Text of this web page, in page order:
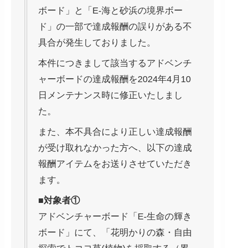
ボード」と「E-海と砂浜の境界ボー
ド」の一部で達成報酬の誤りがある不
具合が発生しておりました。
本件につきまして該当するアドベンチ
ャーボードの達成報酬を2024年4月10
日メンテナンス時に修正いたしまし
た。
また、本不具合により正しい達成報酬
が受け取れなかった方へ、以下の達成
報酬アイテムをお送りさせていただき
ます。
■対象者①
アドベンチャーボード「E-生命の輝き
ボード」にて、「花明かりの森・自由